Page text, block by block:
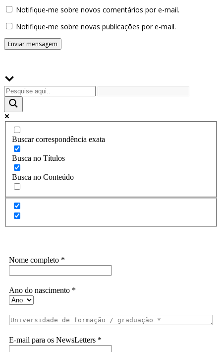
Notifique-me sobre novos comentários por e-mail.
Notifique-me sobre novas publicações por e-mail.
Buscar correspondência exata
Busca no Títulos
Busca no Conteúdo
Nome completo *
Ano do nascimento *
E-mail para os NewsLetters *